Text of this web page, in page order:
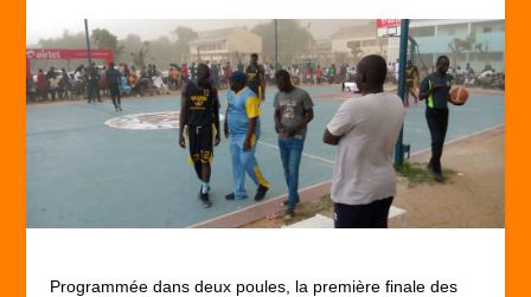
Programmée dans deux poules, la première finale des